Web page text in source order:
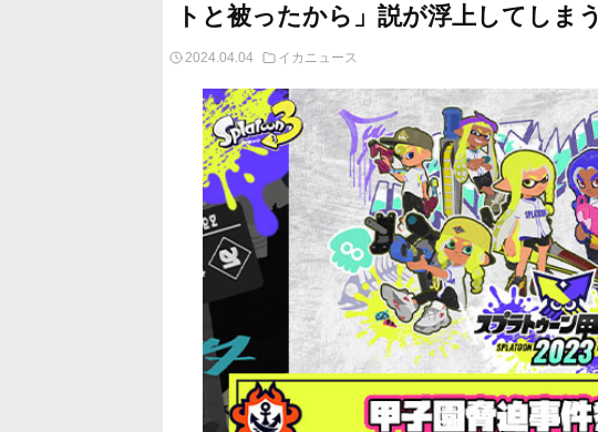
トと被ったから」説が浮上してしまう
2024.04.04 イカニュース